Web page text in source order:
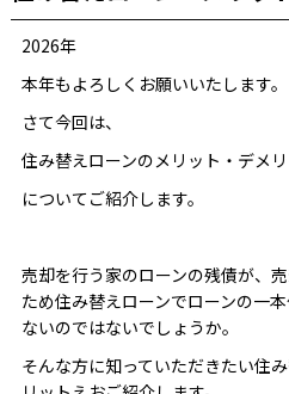
2026年
本年もよろしくお願いいたします。
さて今回は、
住み替えローンのメリット・デメ
についてご紹介します。
売却を行う家のローンの残債が、
ため住み替えローンでローンの一
ないのではないでしょうか。
そんな方に知っていただきたい住